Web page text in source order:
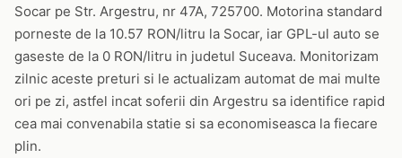
Socar pe Str. Argestru, nr 47A, 725700. Motorina standard
porneste de la 10.57 RON/litru la Socar, iar GPL-ul auto se
gaseste de la 0 RON/litru in judetul Suceava. Monitorizam
zilnic aceste preturi si le actualizam automat de mai multe
ori pe zi, astfel incat soferii din Argestru sa identifice rapid
cea mai convenabila statie si sa economiseasca la fiecare
plin.